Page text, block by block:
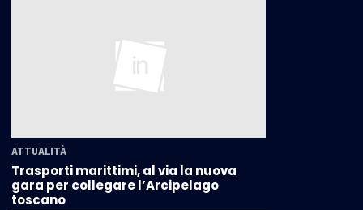
ATTUALITÀ
Trasporti marittimi, al via la nuova
gara per collegare l’Arcipelago
toscano